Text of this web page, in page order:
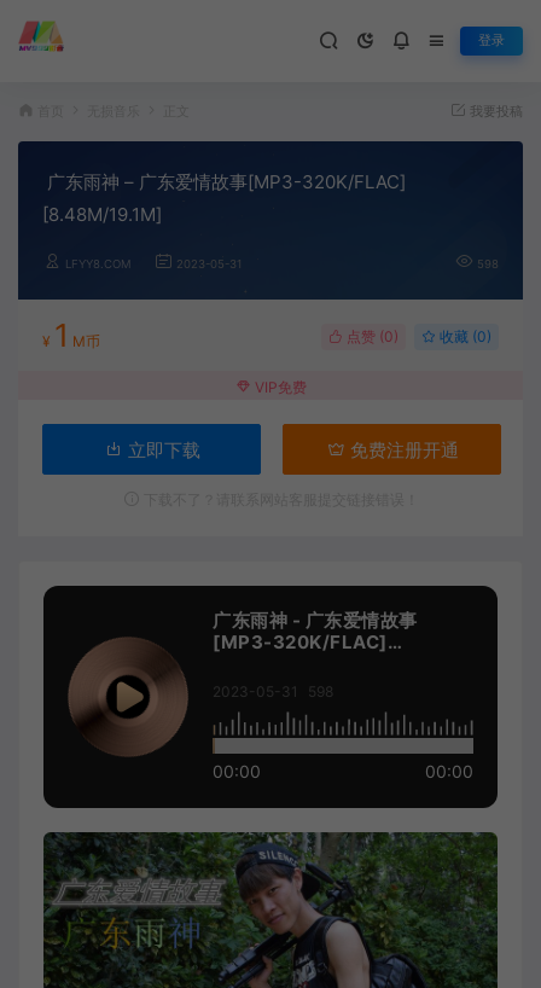
登录
我要投稿
广东雨神 – 广东爱情故事[MP3-320K/FLAC]
[8.48M/19.1M]
LFYY8.COM 2023-05-31 598
¥ 1 M币 点赞 (0) 收藏 (0)
VIP免费
立即下载 免费注册开通
广东雨神 - 广东爱情故事
[MP3-320K/FLAC]
2023-05-31 598
00:00 00:00